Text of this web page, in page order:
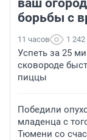
ваш
борьбы с
11 часов 1 242
Успеть за 25
сковороде
пиццы
Победили
младенца с
Тюмени со